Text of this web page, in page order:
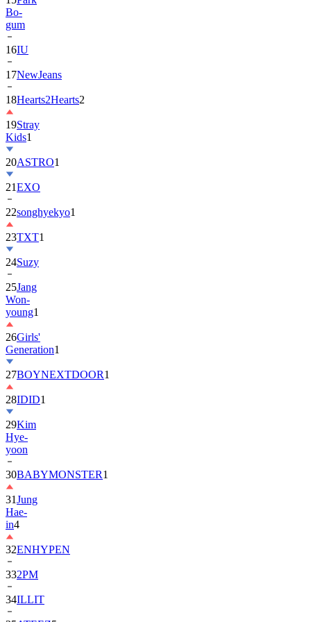
Bo-
gum
16IU
17NewJeans
18Hearts2Hearts2
19Stray
Kids1
20ASTRO1
21EXO
22songhyekyo1
23TXT1
24Suzy
25Jang
Won-
young1
26Girls'
Generation1
27BOYNEXTDOOR1
28IDID1
29Kim
Hye-
yoon
30BABYMONSTER1
31Jung
Hae-
in4
32ENHYPEN
332PM
34ILLIT